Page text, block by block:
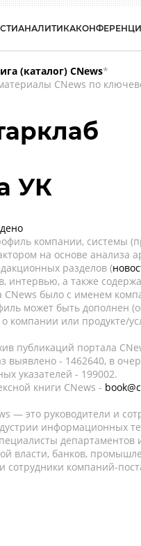
АНАЛИТИКА
(каталог) CNews*
CNews по
УК
компании, системы
на основе анализа
разделов (
интервью, а также
CNews было с именем
может быть дополнен
компании или продукте/
публикаций портала
выявлено - 1462640, в
указателей - 199002.
книги CNews -
— это руководители и
информационных
власти, банков,
сотрудники компаний-